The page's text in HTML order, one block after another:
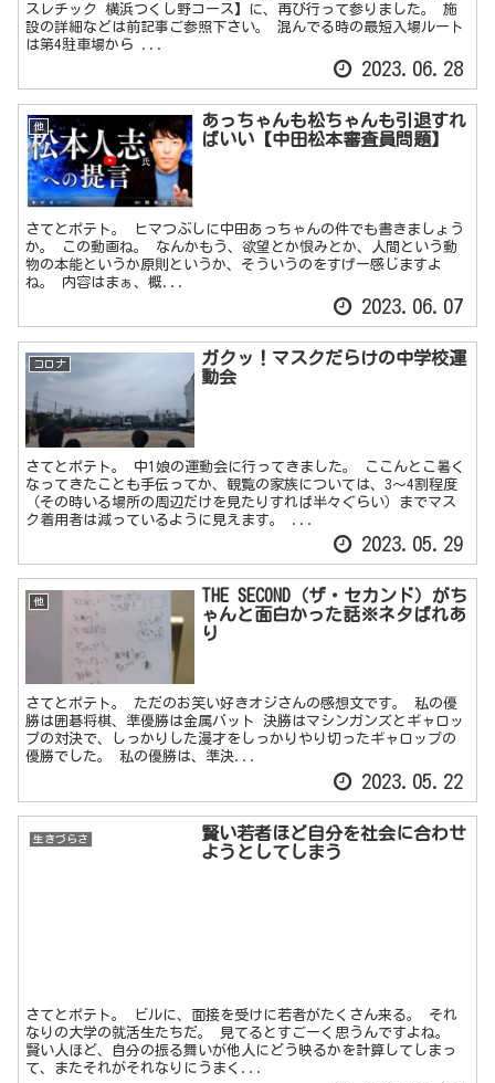
スレチック 横浜つくし野コース】に、再び行って参りました。 施
設の詳細などは前記事ご参照下さい。 混んでる時の最短入場ルート
は第4駐車場から ...
2023.06.28
他
あっちゃんも松ちゃんも引退すれ
ばいい【中田松本審査員問題】
さてとポテト。 ヒマつぶしに中田あっちゃんの件でも書きましょう
か。 この動画ね。 なんかもう、欲望とか恨みとか、人間という動
物の本能というか原則というか、そういうのをすげー感じますよ
ね。 内容はまぁ、概...
2023.06.07
コロナ
ガクッ！マスクだらけの中学校運
動会
さてとポテト。 中1娘の運動会に行ってきました。 ここんとこ暑く
なってきたことも手伝ってか、観覧の家族については、3～4割程度
（その時いる場所の周辺だけを見たりすれば半々ぐらい）までマス
ク着用者は減っているように見えます。 ...
2023.05.29
他
THE SECOND（ザ・セカンド）がち
ゃんと面白かった話※ネタばれあ
り
さてとポテト。 ただのお笑い好きオジさんの感想文です。 私の優
勝は囲碁将棋、準優勝は金属バット 決勝はマシンガンズとギャロッ
プの対決で、しっかりした漫才をしっかりやり切ったギャロップの
優勝でした。 私の優勝は、準決...
2023.05.22
生きづらさ
賢い若者ほど自分を社会に合わせ
ようとしてしまう
2023.05.18
他
なぜか最近ハイロウズを聴いてる